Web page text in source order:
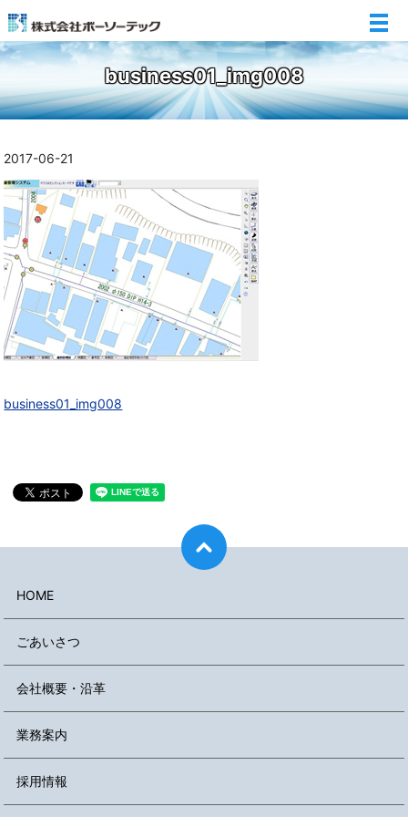
メ
business01_img008
2017-06-21
business01_img008
HOME
ごあいさつ
会社概要・沿革
業務案内
採用情報